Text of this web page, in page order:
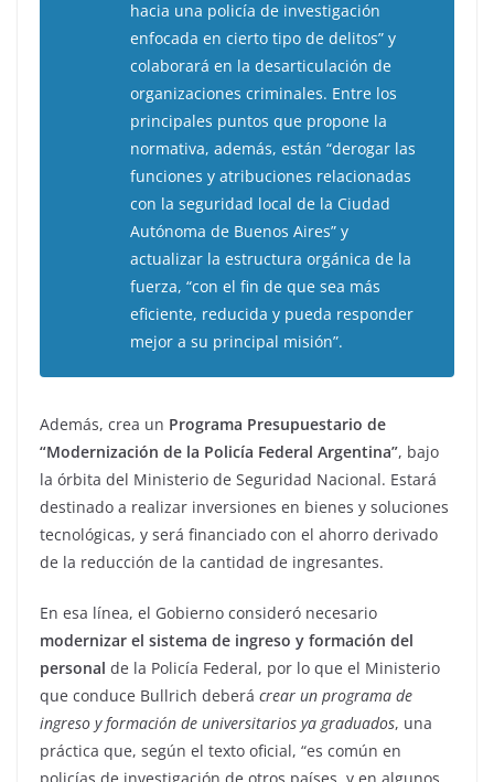
hacia una policía de investigación
enfocada en cierto tipo de delitos” y
colaborará en la desarticulación de
organizaciones criminales. Entre los
principales puntos que propone la
normativa, además, están “derogar las
funciones y atribuciones relacionadas
con la seguridad local de la Ciudad
Autónoma de Buenos Aires” y
actualizar la estructura orgánica de la
fuerza, “con el fin de que sea más
eficiente, reducida y pueda responder
mejor a su principal misión”.
Además, crea un Programa Presupuestario de
“Modernización de la Policía Federal Argentina”, bajo
la órbita del Ministerio de Seguridad Nacional. Estará
destinado a realizar inversiones en bienes y soluciones
tecnológicas, y será financiado con el ahorro derivado
de la reducción de la cantidad de ingresantes.
En esa línea, el Gobierno consideró necesario
modernizar el sistema de ingreso y formación del
personal de la Policía Federal, por lo que el Ministerio
que conduce Bullrich deberá crear un programa de
ingreso y formación de universitarios ya graduados, una
práctica que, según el texto oficial, “es común en
policías de investigación de otros países, y en algunos